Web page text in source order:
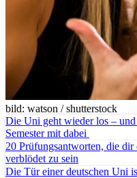
bild: watson / shutterstock
Die Uni geht wieder los –
Semester mit dabei
20 Prüfungsantworten, die
verblödet zu sein
Die Tür einer deutschen Uni